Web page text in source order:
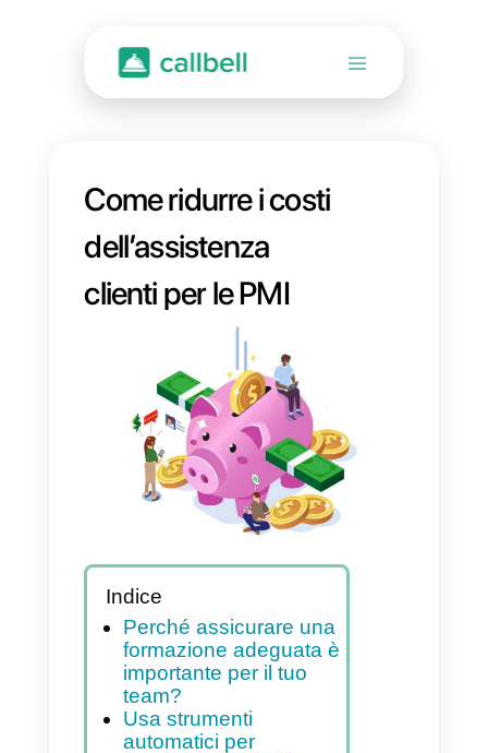
Come ridurre i costi
dell’assistenza
clienti per le PMI
Indice